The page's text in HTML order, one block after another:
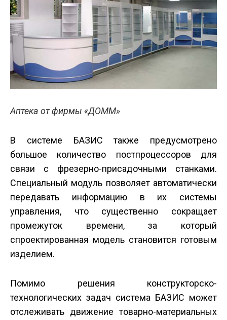
Аптека от фирмы «ДОММ»
В системе БАЗИС также предусмотрено
большое количество постпроцессоров для
связи с фрезерно-присадочными станками.
Специальный модуль позволяет автоматически
передавать информацию в их системы
управления, что существенно сокращает
промежуток времени, за который
спроектированная модель становится готовым
изделием.
Помимо решения конструкторско-
технологических задач система БАЗИС может
отслеживать движение товарно-материальных